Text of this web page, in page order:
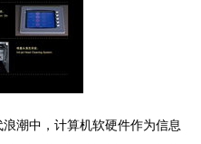
潮中，计算机软硬件作为信息